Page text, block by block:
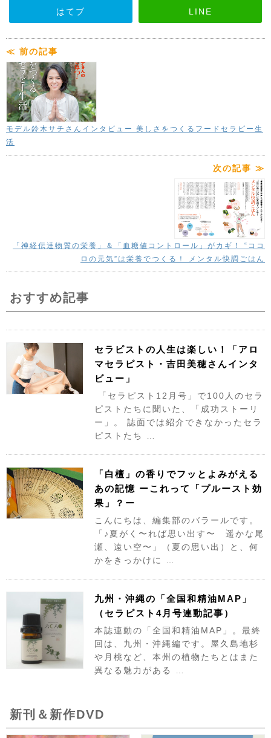
はてブ LINE
≪ 前の記事
モデル鈴木サチさんインタビュー 美しさをつくるフードセラピー生
活
次の記事 ≫
「神経伝達物質の栄養」＆「血糖値コントロール」がカギ！ “ココ
ロの元気”は栄養でつくる！ メンタル快調ごはん
おすすめ記事
セラピストの人生は楽しい！「アロ
マセラピスト・吉田美穂さんインタ
ビュー」
「セラピスト12月号」で100人のセラ
ピストたちに聞いた、「成功ストーリ
ー」。 誌面では紹介できなかったセラ
ピストたち …
「白檀」の香りでフッとよみがえる
あの記憶 ーこれって「プルースト効
果」？ー
こんにちは、編集部のバラールです。
「♪夏がく〜れば思い出す〜 遥かな尾
瀬、遠い空〜」（夏の思い出）と、何
かをきっかけに …
九州・沖縄の「全国和精油MAP」
（セラピスト4月号連動記事）
本誌連動の「全国和精油MAP」。最終
回は、九州・沖縄編です。屋久島地杉
や月桃など、本州の植物たちとはまた
異なる魅力がある …
新刊＆新作DVD